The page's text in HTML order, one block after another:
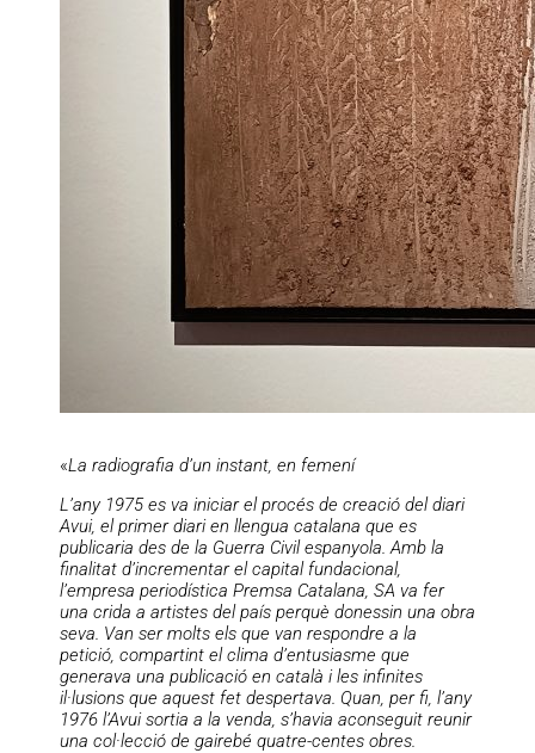
«La radiografia d’un instant, en femení
L’any 1975 es va iniciar el procés de creació del diari
Avui, el primer diari en llengua catalana que es
publicaria des de la Guerra Civil espanyola. Amb la
finalitat d’incrementar el capital fundacional,
l’empresa periodística Premsa Catalana, SA va fer
una crida a artistes del país perquè donessin una obra
seva. Van ser molts els que van respondre a la
petició, compartint el clima d’entusiasme que
generava una publicació en català i les infinites
il·lusions que aquest fet despertava. Quan, per fi, l’any
1976 l’Avui sortia a la venda, s’havia aconseguit reunir
una col·lecció de gairebé quatre-centes obres.